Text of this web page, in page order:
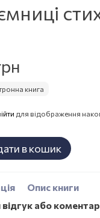
книга
для відображення
в кошик
Опис книги
або коментар